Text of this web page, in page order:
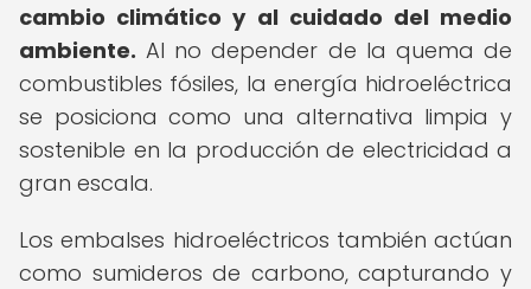
cambio climático y al cuidado del medio
ambiente. Al no depender de la quema de
combustibles fósiles, la energía hidroeléctrica
se posiciona como una alternativa limpia y
sostenible en la producción de electricidad a
gran escala.
Los embalses hidroeléctricos también actúan
como sumideros de carbono, capturando y